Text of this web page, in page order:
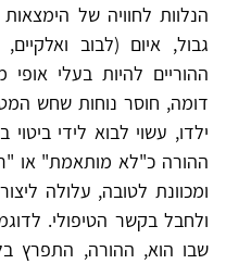
הנלוות לחוויה של
ההוריים להיות בעלי
דומה, חוסר נוחות שחש
ילדו, עשוי לבוא לידי
ההורה כ"לא מותאמת" או
ומכוונת לטובה, עלולה
ולחבל בקשר הטיפולי.
שבו הוא, ההורה, התפרץ